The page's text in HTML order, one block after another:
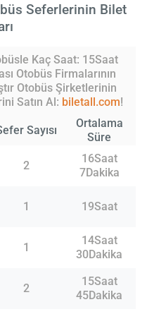
Seferlerinin Bilet
Kaç Saat: 15Saat
Otobüs Firmalarının
Otobüs Şirketlerinin
Satın Al: biletall.com!
Sayısı
Ortalama
Süre
2
16Saat
7Dakika
1 19Saat
1
14Saat
30Dakika
2
15Saat
45Dakika